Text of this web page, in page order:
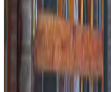
Eten & Drinken
Kinderstoel aanwezig
BBQ-voorzieningen
Overig
Niet roken in gehele B&B
Rookvrij terrein